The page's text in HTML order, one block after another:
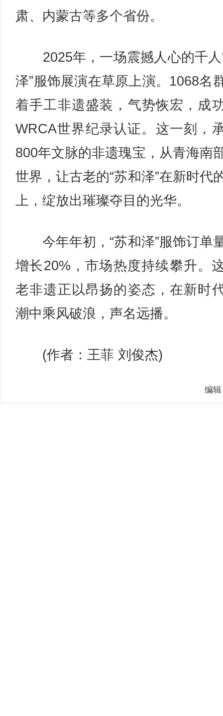
肃、内蒙古等多个省份。
2025年，一场震撼人心的千人
泽”服饰展演在草原上演。1068名
着手工非遗盛装，气势恢宏，成
WRCA世界纪录认证。这一刻，
800年文脉的非遗瑰宝，从青海南
世界，让古老的“苏和泽”在新时代
上，绽放出璀璨夺目的光华。
今年年初，“苏和泽”服饰订单
增长20%，市场热度持续攀升。
老非遗正以昂扬的姿态，在新时
潮中乘风破浪，声名远播。
(作者：王菲 刘俊杰)
编